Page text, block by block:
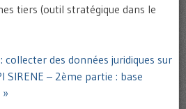
tiers (outil stratégique dans le
collecter des données juridiques sur
SIRENE – 2ème partie : base